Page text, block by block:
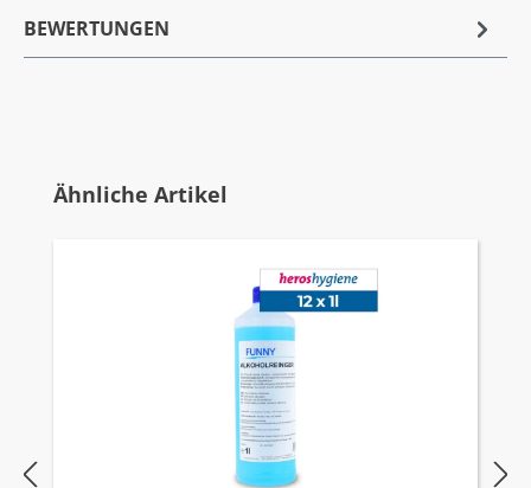
BEWERTUNGEN
Produktgalerie überspringen
Ähnliche Artikel